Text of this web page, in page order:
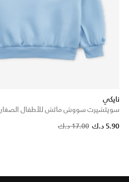
نايكي
سويتشيرت سووش ماتش للأطفال الصغار
Price reduced17.00 د.ك to5.90 د.ك